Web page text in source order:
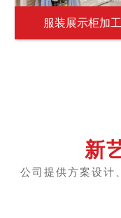
服装展示柜加工